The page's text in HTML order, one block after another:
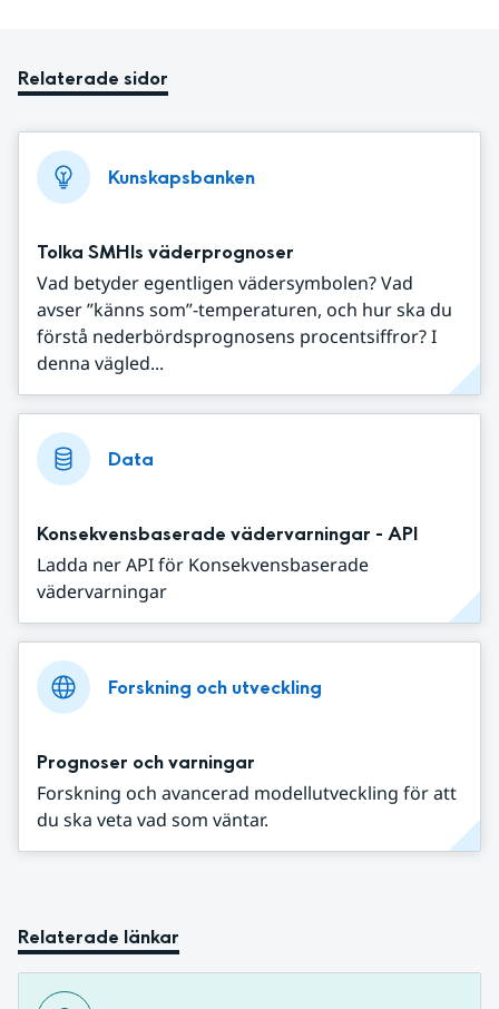
Relaterade sidor
Kunskapsbanken
Tolka SMHIs väderprognoser
Vad betyder egentligen vädersymbolen? Vad
avser ”känns som”-temperaturen, och hur ska du
förstå nederbördsprognosens procentsiffror? I
denna vägled...
Data
Konsekvensbaserade vädervarningar - API
Ladda ner API för Konsekvensbaserade
vädervarningar
Forskning och utveckling
Prognoser och varningar
Forskning och avancerad modellutveckling för att
du ska veta vad som väntar.
Relaterade länkar